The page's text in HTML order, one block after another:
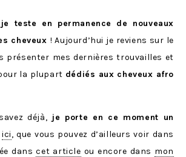
je teste en permanence de nouveaux
cheveux ! Aujourd’hui je reviens sur le
présenter mes dernières trouvailles et
la plupart dédiés aux cheveux afro
déjà, je porte en ce moment un
ici, que vous pouvez d’ailleurs voir dans
danscet article ou encore dans mon